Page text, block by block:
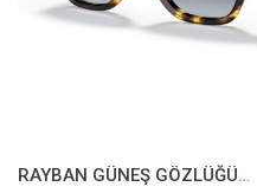
RAYBAN GÜNEŞ GÖZLÜĞÜ 2186-1332/86*52